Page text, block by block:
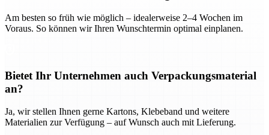
Am besten so früh wie möglich – idealerweise 2–4 Wochen im
Voraus. So können wir Ihren Wunschtermin optimal einplanen.
Bietet Ihr Unternehmen auch Verpackungsmaterial
an?
Ja, wir stellen Ihnen gerne Kartons, Klebeband und weitere
Materialien zur Verfügung – auf Wunsch auch mit Lieferung.